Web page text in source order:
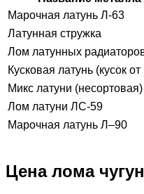
Марочная латунь Л-63
Латунная стружка
Лом латунных
Кусковая латунь (кусок
Микс латуни (несортовая)
Лом латуни ЛС-59
Марочная латунь Л–90
Цена лома